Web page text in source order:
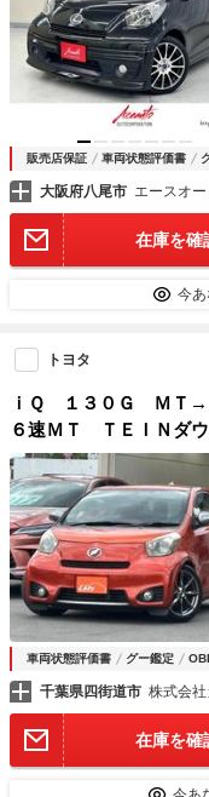
販売店保証 車両状態評価書
大阪府八尾市 エースオ
在庫を確
今
トヨタ
ｉＱ １３０Ｇ ＭＴ→
６速ＭＴ ＴＥＩＮダ
ト クラリオンフルセ
ライト ＥＴＣ 運／助
Ｆ１７ＡＷ
車両状態評価書 グー鑑定
千葉県四街道市 株式会
在庫を確